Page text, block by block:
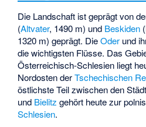
Die Landschaft ist geprägt von
(Altvater, 1490 m) und Beskiden
1320 m) geprägt. DieOder und
die wichtigsten Flüsse. Das
Österreichisch-Schlesien liegt
Nordosten derTschechischen
östlichste Teil zwischen den
und Bielitz gehört heute zur
Schlesien.